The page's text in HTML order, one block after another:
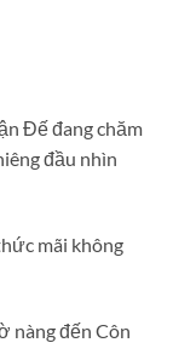
Đế đang chăm
đầu nhìn
mãi không
nàng đến Côn